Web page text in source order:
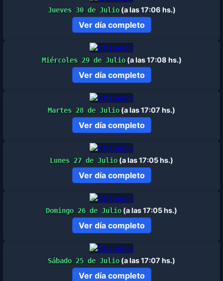
Jueves 30 de Julio(a las 17:06 hs.)
Ver día completo
Miércoles 29 de Julio(a las 17:08 hs.)
Ver día completo
Martes 28 de Julio (a las 17:07 hs.)
Ver día completo
Lunes 27 de Julio (a las 17:05 hs.)
Ver día completo
Domingo 26 de Julio (a las 17:05 hs.)
Ver día completo
Sábado 25 de Julio (a las 17:07 hs.)
Ver día completo